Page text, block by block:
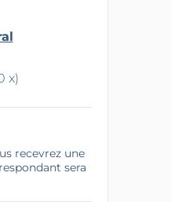
x)
recevrez une
sera